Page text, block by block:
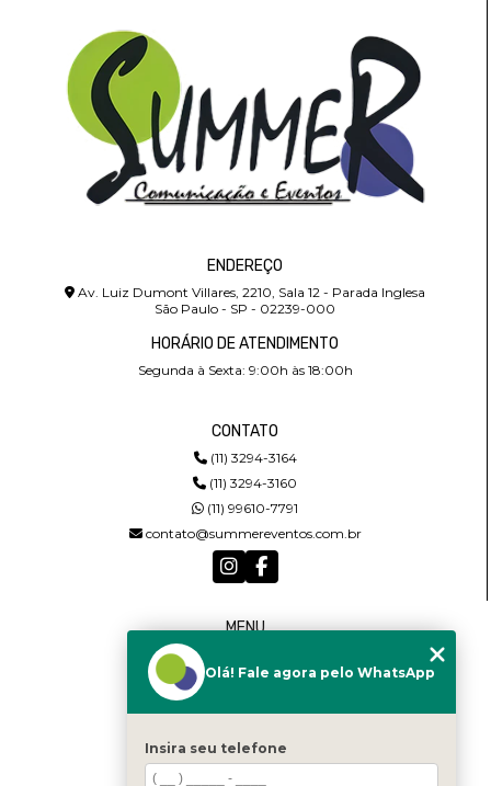
ENDEREÇO
Av. Luiz Dumont Villares, 2210, Sala 12 - Parada Inglesa
São Paulo - SP - 02239-000
HORÁRIO DE ATENDIMENTO
Segunda à Sexta: 9:00h às 18:00h
CONTATO
(11) 3294-3164
(11) 3294-3160
(11) 99610-7791
contato@summereventos.com.br
MENU
QUEM SOMOS
CONTATO
CATEGORIAS
Olá! Fale agora pelo WhatsApp
Insira seu telefone